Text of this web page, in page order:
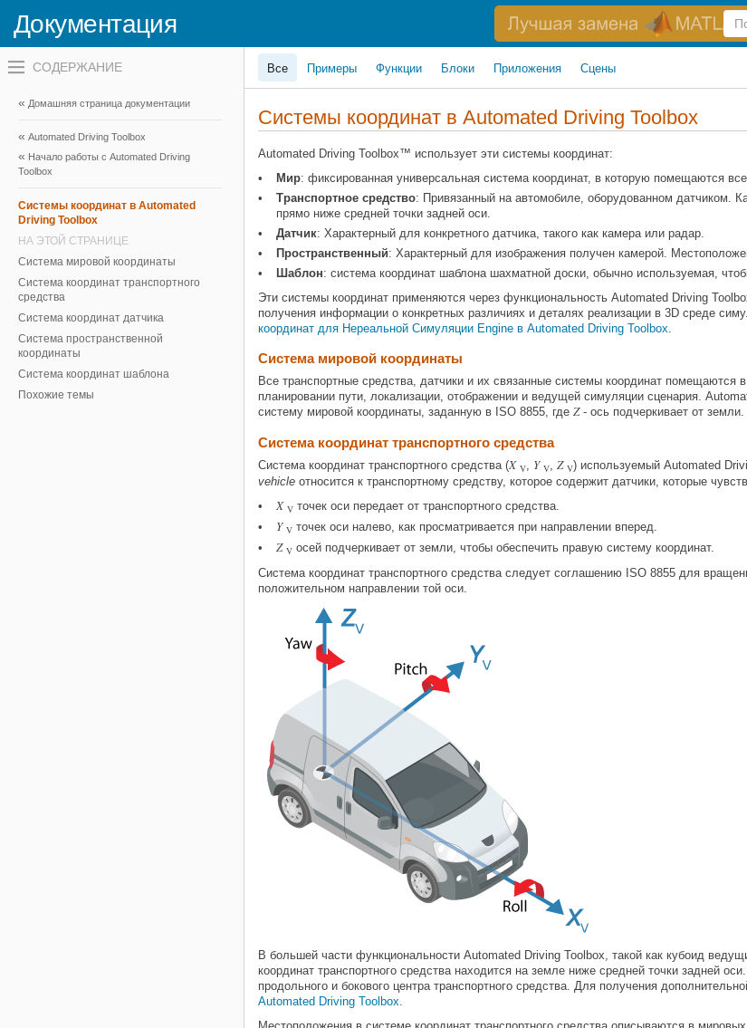
Документация
по
Переключатель
навигационного
вне
холста
навигационного
меню
вне
Домашняя страница документации
Automated Driving Toolbox
Начало работы с Automated Driving
Toolbox
Системы координат в Automated
Driving Toolbox
НА ЭТОЙ СТРАНИЦЕ
Система мировой координаты
Система координат транспортного
средства
Система координат датчика
Система пространственной
координаты
Система координат шаблона
Похожие темы
Все Примеры Функции Блоки Приложения Сцены
Системы координат в Automated Driving Toolbox
Automated Driving Toolbox™ использует эти системы координат:
Мир: фиксированная универсальная система координат, в которую помещаются
Транспортное средство: Привязанный на автомобиле, оборудованном датчиком.
прямо ниже средней точки задней оси.
Датчик: Характерный для конкретного датчика, такого как камера или радар.
Пространственный: Характерный для изображения получен камерой.
Шаблон: система координат шаблона шахматной доски, обычно используемая,
Эти системы координат применяются через функциональность Automated Driving
получения информации о конкретных различиях и деталях реализации в 3D среде
координат для Нереальной Симуляции Engine в Automated Driving Toolbox.
Система мировой координаты
Все транспортные средства, датчики и их связанные системы координат
планировании пути, локализации, отображении и ведущей симуляции сценария.
систему мировой координаты, заданную в ISO 8855, где Z- ось подчеркивает от
Система координат транспортного средства
Система координат транспортного средства (X V, Y V, Z V) используемый Automated
vehicle относится к транспортному средству, которое содержит датчики, которые
X V точек оси передает от транспортного средства.
Y V точек оси налево, как просматривается при направлении вперед.
Z V осей подчеркивает от земли, чтобы обеспечить правую систему координат.
Система координат транспортного средства следует соглашению ISO 8855 для
положительном направлении той оси.
В большей части функциональности Automated Driving Toolbox, такой как кубоид
координат транспортного средства находится на земле ниже средней точки задней
продольного и бокового центра транспортного средства. Для получения
Automated Driving Toolbox.